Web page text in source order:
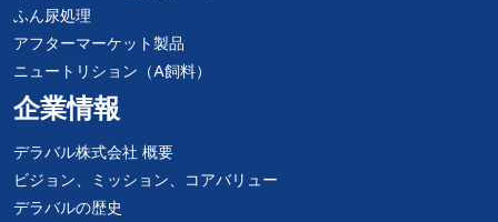
ふん尿処理
アフターマーケット製品
ニュートリション（A飼料）
企業情報
デラバル株式会社 概要
ビジョン、ミッション、コアバリュー
デラバルの歴史